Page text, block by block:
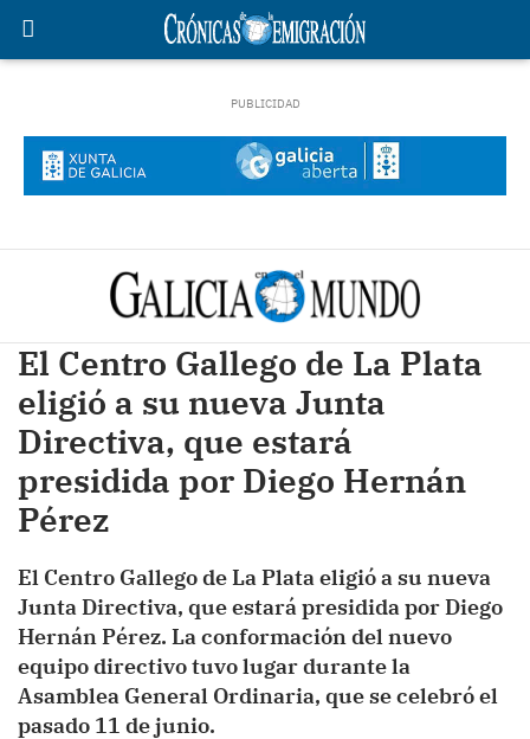
El Centro Gallego de La Plata
eligió a su nueva Junta
Directiva, que estará
presidida por Diego Hernán
Pérez
El Centro Gallego de La Plata eligió a su nueva
Junta Directiva, que estará presidida por Diego
Hernán Pérez. La conformación del nuevo
equipo directivo tuvo lugar durante la
Asamblea General Ordinaria, que se celebró el
pasado 11 de junio.